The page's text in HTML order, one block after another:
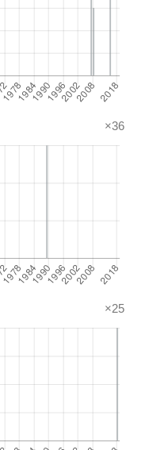
×36
×25